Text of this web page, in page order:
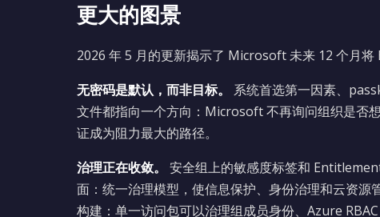
更大的图景
2026 年 5 月的更新揭示了 Microsoft 未来 12 个月将
无密码是默认，而非目标。
系统首选第一因素、
文件都指向一个方向：Microsoft 不再询问组织是否
证成为阻力最大的路径。
治理正在收敛。
安全组上的敏感度标签和
面：统一治理模型，使信息保护、身份治理和云资
构建：单一访问包可以治理组成员身份、Azure